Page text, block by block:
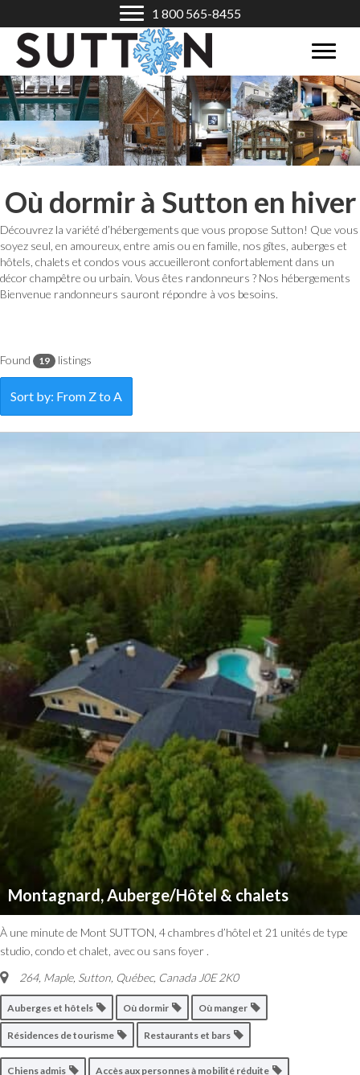
1 800 565-8455
Où dormir à Sutton en hiver
Découvrez la variété d’hébergements que vous propose Sutton! Que vous
soyez seul, en amoureux, entre amis ou en famille, nos gîtes, auberges et
hôtels, chalets et condos vous accueilleront confortablement dans un
décor champêtre ou urbain. Vous êtes randonneurs ? Nos hébergements
Bienvenue randonneurs sauront répondre à vos besoins.
Found 19 listings
Sort by: From Z to A
Montagnard, Auberge/Hôtel & chalets
À une minute de Mont SUTTON, 4 chambres d’hôtel et 21 unités de type
studio, condo et chalet, avec ou sans foyer .
264, Maple, Sutton Québec, Canada J0E 2K0
Auberges et hôtels Où dormir Où manger
Résidences de tourisme Restaurants et bars
Chiens admis Accès aux personnes à mobilité réduite